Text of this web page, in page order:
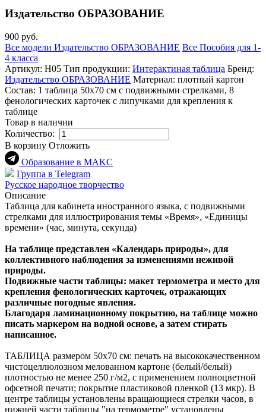
Издательство ОБРАЗОВАНИЕ
900 руб.
Все модели Издательство ОБРАЗОВАНИЕ Все Пособия для 1-
4 класса
Артикул: Н05 Тип продукции: Интерактиная таблица Бренд:
Издательство ОБРАЗОВАНИЕ Материал: плотный картон
Состав: 1 таблица 50х70 см с подвижными стрелками, 8
фенологических карточек с липучками для крепления к
таблице
Товар в наличии
Количество:
В корзину Отложить
Образование в МАKC
Группа в Telegram
Русское народное творчество
Описание
Таблица для кабинета иностранного языка, с подвижными
стрелками для иллюстрирования темы «Время», «Единицы
времени» (час, минута, секунда)
На таблице представлен «Календарь природы», для
коллективного наблюдения за изменениями неживой
природы.
Подвижные части таблицы: макет термометра и место для
крепления фенологических карточек, отражающих
различные погодные явления.
Благодаря ламинационному покрытию, на таблице можно
писать маркером на водной основе, а затем стирать
написанное.
ТАБЛИЦА размером 50х70 см: печать на высококачественном
чистоцеллюлозном мелованном картоне (белый/белый)
плотностью не менее 250 г/м2, с применением полноцветной
офсетной печати; покрытие пластиковой пленкой (13 мкр). В
центре таблицы установлены вращающиеся стрелки часов, в
нижней части таблицы "на термометре" установлены